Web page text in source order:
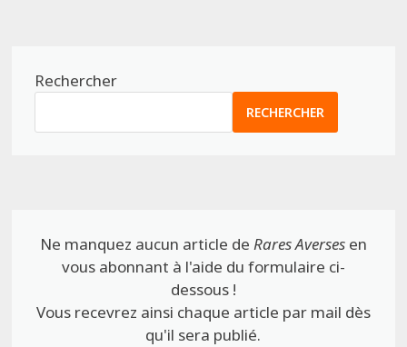
Rechercher
RECHERCHER
Ne manquez aucun article de Rares Aversesen
vous abonnant à l'aide du formulaire ci-
dessous !
Vous recevrez ainsi chaque article par mail dès
qu'il sera publié.